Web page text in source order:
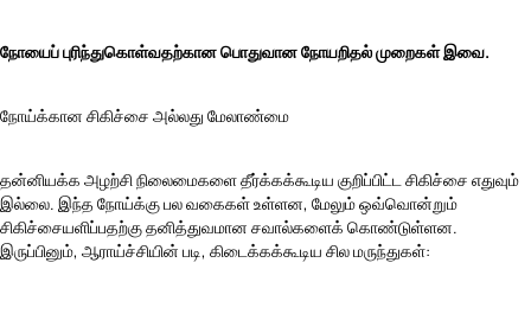
நோயைப் புரிந்துகொள்வதற்கான பொதுவான நோயறிதல் முறைகள் இவை.
நோய்க்கான சிகிச்சை அல்லது மேலாண்மை
தன்னியக்க அழற்சி நிலைமைகளை தீர்க்கக்கூடிய குறிப்பிட்ட சிகிச்சை எதுவும்
இல்லை. இந்த நோய்க்கு பல வகைகள் உள்ளன, மேலும் ஒவ்வொன்றும்
சிகிச்சையளிப்பதற்கு தனித்துவமான சவால்களைக் கொண்டுள்ளன.
இருப்பினும், ஆராய்ச்சியின் படி, கிடைக்கக்கூடிய சில மருந்துகள்: